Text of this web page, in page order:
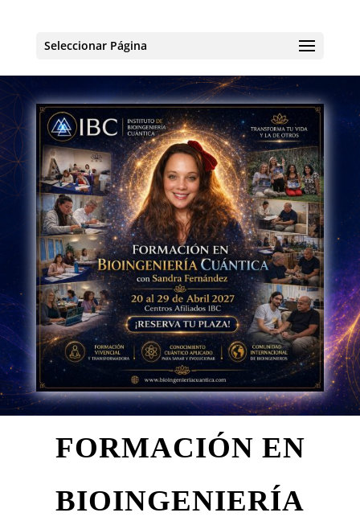
Seleccionar Página
FORMACIÓN EN
BIOINGENIERÍA